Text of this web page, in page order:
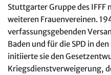
Stuttgarter Gruppe des IFFF
weiteren Frauenvereinen.
verfassungsgebenden
Baden und für die SPD in
initiierte sie den
Kriegsdienstverweigerung,